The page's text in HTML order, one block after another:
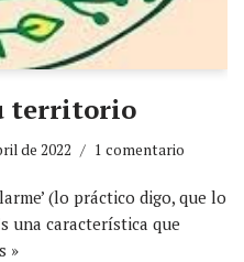
territorio
de 2022 1 comentario
(lo práctico digo, que lo
una característica que
»